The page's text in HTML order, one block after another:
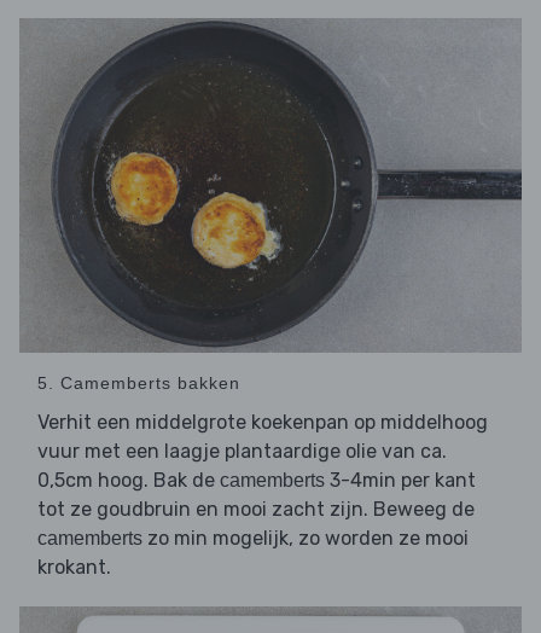
5. Camemberts bakken
Verhit een middelgrote koekenpan op middelhoog
vuur met een laagje plantaardige olie van ca.
0,5cm hoog. Bak de camemberts 3-4min per kant
tot ze goudbruin en mooi zacht zijn. Beweeg de
camemberts zo min mogelijk, zo worden ze mooi
krokant.